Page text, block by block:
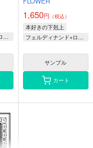
フェルディナンド×ローゼマイン
1,650円 （税込）
本好きの下剋上
フェルディナンド×ローゼマイン
サンプル
カート